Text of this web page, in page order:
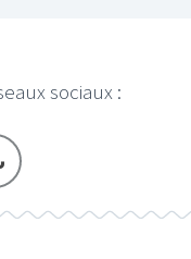
sociaux :